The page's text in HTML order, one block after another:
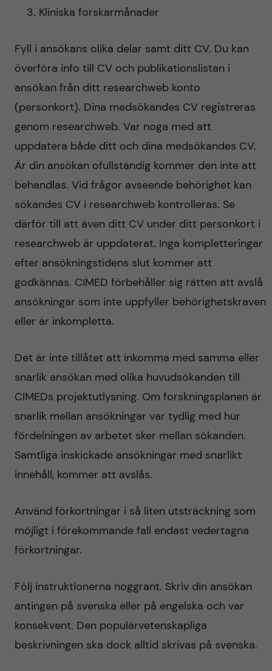
Kliniska forskarmånader
Fyll i ansökans olika delar samt ditt CV. Du kan
överföra info till CV och publikationslistan i
ansökan från ditt researchweb konto
(personkort). Dina medsökandes CV registreras
genom researchweb. Var noga med att
uppdatera både ditt och dina medsökandes CV.
Är din ansökan ofullständig kommer den inte att
behandlas. Vid frågor avseende behörighet kan
sökandes CV i researchweb kontrolleras. Se
därför till att även ditt CV under ditt personkort i
researchweb är uppdaterat. Inga kompletteringar
efter ansökningstidens slut kommer att
godkännas. CIMED förbehåller sig rätten att avslå
ansökningar som inte uppfyller behörighetskraven
eller är inkompletta.
Det är inte tillåtet att inkomma med samma eller
snarlik ansökan med olika huvudsökanden till
CIMEDs projektutlysning. Om forskningsplanen är
snarlik mellan ansökningar var tydlig med hur
fördelningen av arbetet sker mellan sökanden.
Samtliga inskickade ansökningar med snarlikt
innehåll, kommer att avslås.
Använd förkortningar i så liten utsträckning som
möjligt i förekommande fall endast vedertagna
förkortningar.
Följ instruktionerna noggrant. Skriv din ansökan
antingen på svenska eller på engelska och var
konsekvent. Den populärvetenskapliga
beskrivningen ska dock alltid skrivas på svenska.